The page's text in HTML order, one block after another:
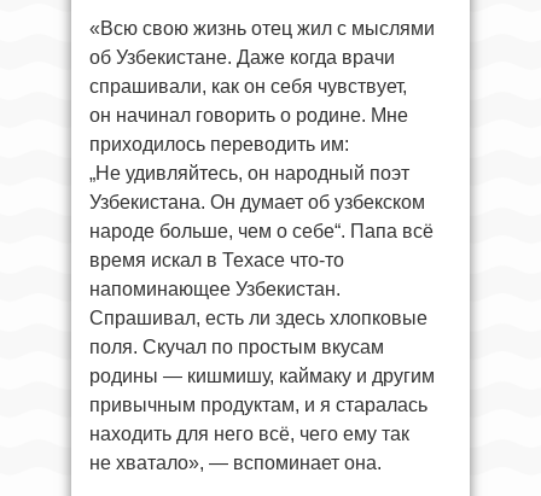
«Всю свою жизнь отец жил с мыслями
об Узбекистане. Даже когда врачи
спрашивали, как он себя чувствует,
он начинал говорить о родине. Мне
приходилось переводить им:
„Не удивляйтесь, он народный поэт
Узбекистана. Он думает об узбекском
народе больше, чем о себе“. Папа всё
время искал в Техасе что-то
напоминающее Узбекистан.
Спрашивал, есть ли здесь хлопковые
поля. Скучал по простым вкусам
родины — кишмишу, каймаку и другим
привычным продуктам, и я старалась
находить для него всё, чего ему так
не хватало», — вспоминает она.